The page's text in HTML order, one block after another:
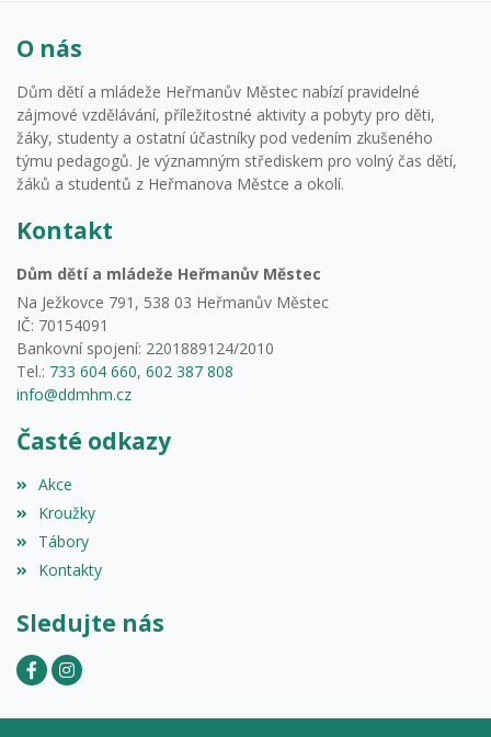
O nás
Dům dětí a mládeže Heřmanův Městec nabízí pravidelné
zájmové vzdělávání, příležitostné aktivity a pobyty pro děti,
žáky, studenty a ostatní účastníky pod vedením zkušeného
týmu pedagogů. Je významným střediskem pro volný čas dětí,
žáků a studentů z Heřmanova Městce a okolí.
Kontakt
Dům dětí a mládeže Heřmanův Městec
Na Ježkovce 791, 538 03 Heřmanův Městec
IČ: 70154091
Bankovní spojení: 2201889124/2010
Tel.: 733 604 660, 602 387 808
info@ddmhm.cz
Časté odkazy
Akce
Kroužky
Tábory
Kontakty
Sledujte nás